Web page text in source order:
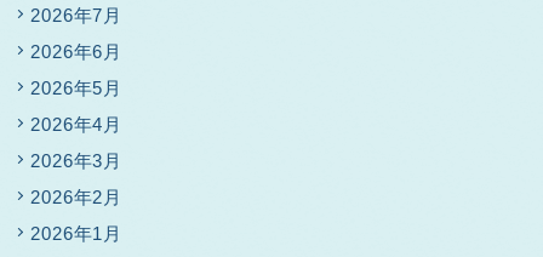
2026年7月
2026年6月
2026年5月
2026年4月
2026年3月
2026年2月
2026年1月